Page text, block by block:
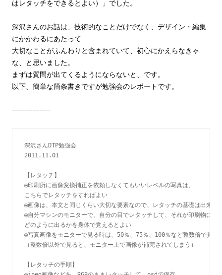
はレタッチをできるとよい）」でした。
深沢さんのお話は、技術的なことだけでなく、デザイン・編集
にかかわるにあたって
大切なことがふんわりと含まれていて、初心にかえらなきゃ
な、と思いました。
まずは質問が出てくるようにならないと、です。
以下、簡単な箇条書きですが勉強会のレポートです。
—————–
深沢さんDTP勉強会
2011.11.01
【レタッチ】
◎印刷所に画像変換補正を依頼しなくてもいいレベルの写真は、
こちらでレタッチをすればよい
◎画像は、本文と同じくらい大切な要素なので、レタッチの基礎は出来た
◎自分マシンのモニターで、自分の目でレタッチして、それが印刷物にな
どのように出るかを身体で覚えるとよい
◎写真画像をモニターで見る時は、50％、75％、100％など整数倍で見た
（整数倍以外で見ると、モニター上で画像が補完されてしまう）
【レタッチの手順】